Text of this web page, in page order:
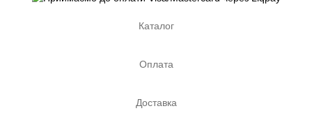
Каталог
Оплата
Доставка